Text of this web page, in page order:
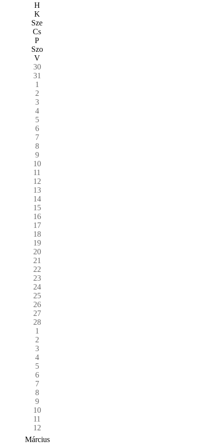
H
K
Sze
Cs
P
Szo
V
30
31
1
2
3
4
5
6
7
8
9
10
11
12
13
14
15
16
17
18
19
20
21
22
23
24
25
26
27
28
1
2
3
4
5
6
7
8
9
10
11
12
Március